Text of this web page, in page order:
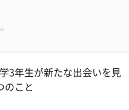
3年生が新たな出会いを見
のこと